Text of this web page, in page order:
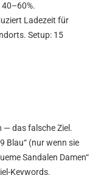
Ladezeit für
Setup: 15
— das falsche Ziel.
Blau“ (nur wenn sie
Sandalen Damen“
Keywords.